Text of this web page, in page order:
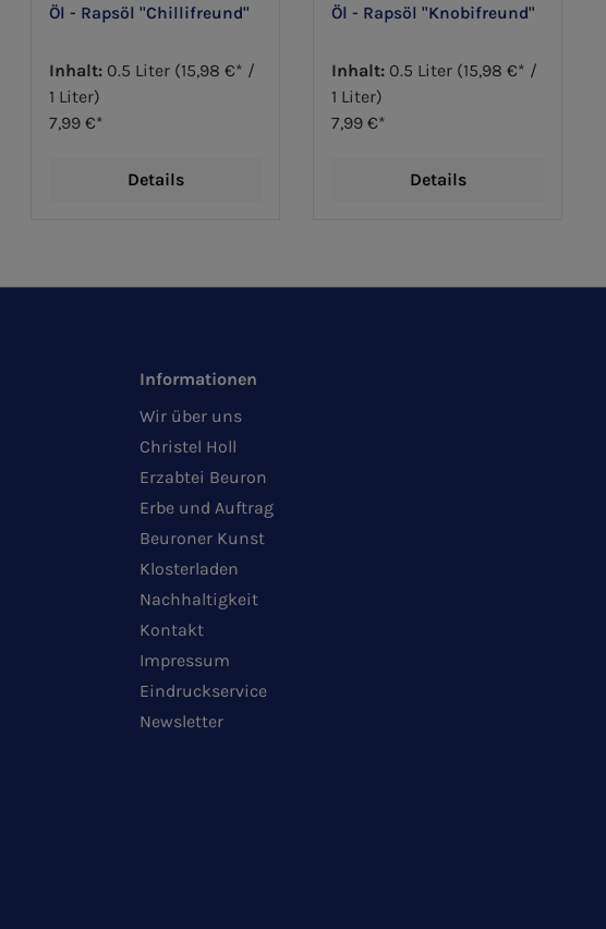
Öl - Rapsöl "Chillifreund"
Inhalt: 0.5 Liter (15,98 €* /
1 Liter)
7,99 €*
Details
Öl - Rapsöl "Knobifreund"
Inhalt: 0.5 Liter (15,98 €* /
1 Liter)
7,99 €*
Details
Informationen
Wir über uns
Christel Holl
Erzabtei Beuron
Erbe und Auftrag
Beuroner Kunst
Klosterladen
Nachhaltigkeit
Kontakt
Impressum
Eindruckservice
Newsletter